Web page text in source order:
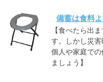
備蓄は食料
【食べたら出
す。しかし災
個人や家庭で
ましょう】